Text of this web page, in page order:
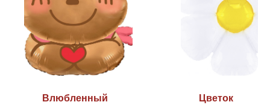
Влюбленный
Цветок